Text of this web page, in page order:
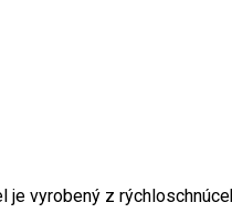
vyrobený z